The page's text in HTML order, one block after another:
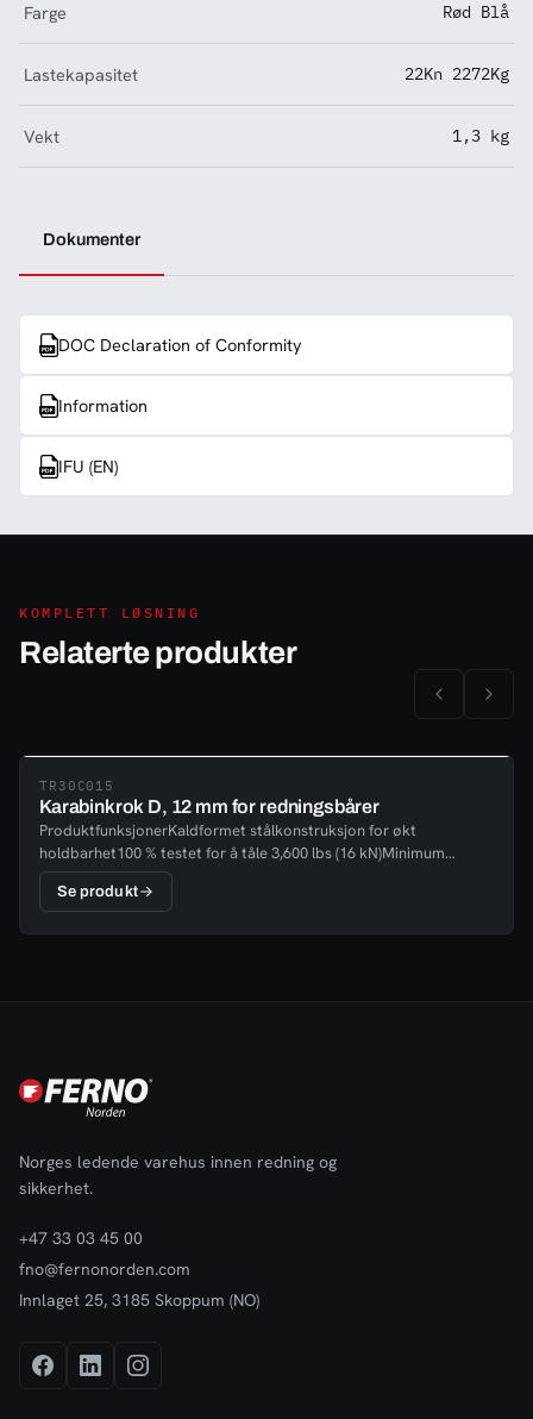
Farge Rød Blå
Lastekapasitet 22Kn 2272Kg
Vekt 1,3 kg
Dokumenter
DOC Declaration of Conformity
Information
IFU (EN)
KOMPLETT LØSNING
Relaterte produkter
TR30C015
Karabinkrok D, 12 mm for redningsbårer
ProduktfunksjonerKaldformet stålkonstruksjon for økt
holdbarhet100 % testet for å tåle 3,600 lbs (16 kN)Minimum
strekkstyrke på 10,000 lbs (45 kN)SertifiseringerOppfyller eller
overgår EN362-2004 standarder
Se produkt
Norges ledende varehus innen redning og
sikkerhet.
+47 33 03 45 00
fno@fernonorden.com
Innlaget 25, 3185 Skoppum (NO)